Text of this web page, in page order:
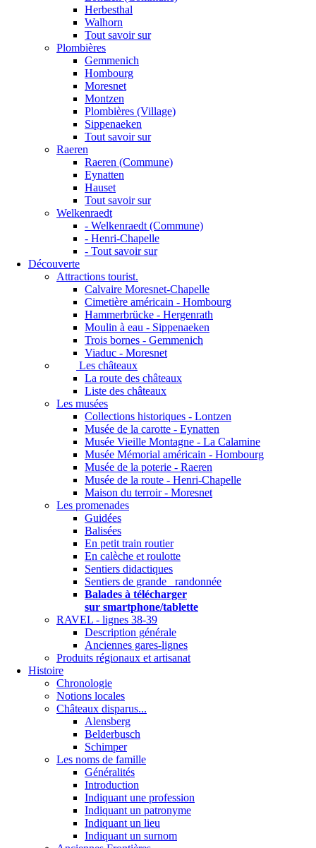
Herbesthal
Walhorn
Tout savoir sur
Plombières
Gemmenich
Hombourg
Moresnet
Montzen
Plombières (Village)
Sippenaeken
Tout savoir sur
Raeren
Raeren (Commune)
Eynatten
Hauset
Tout savoir sur
Welkenraedt
- Welkenraedt (Commune)
- Henri-Chapelle
- Tout savoir sur
Découverte
Attractions tourist.
Calvaire Moresnet-Chapelle
Cimetière américain - Hombourg
Hammerbrücke - Hergenrath
Moulin à eau - Sippenaeken
Trois bornes - Gemmenich
Viaduc - Moresnet
Les châteaux
La route des châteaux
Liste des châteaux
Les musées
Collections historiques - Lontzen
Musée de la carotte - Eynatten
Musée Vieille Montagne - La Calamine
Musée Mémorial américain - Hombourg
Musée de la poterie - Raeren
Musée de la route - Henri-Chapelle
Maison du terroir - Moresnet
Les promenades
Guidées
Balisées
En petit train routier
En calèche et roulotte
Sentiers didactiques
Sentiers de grande randonnée
Balades à télécharger
sur smartphone/tablette
RAVEL - lignes 38-39
Description générale
Anciennes gares-lignes
Produits régionaux et artisanat
Histoire
Chronologie
Notions locales
Châteaux disparus...
Alensberg
Belderbusch
Schimper
Les noms de famille
Généralités
Introduction
Indiquant une profession
Indiquant un patronyme
Indiquant un lieu
Indiquant un surnom